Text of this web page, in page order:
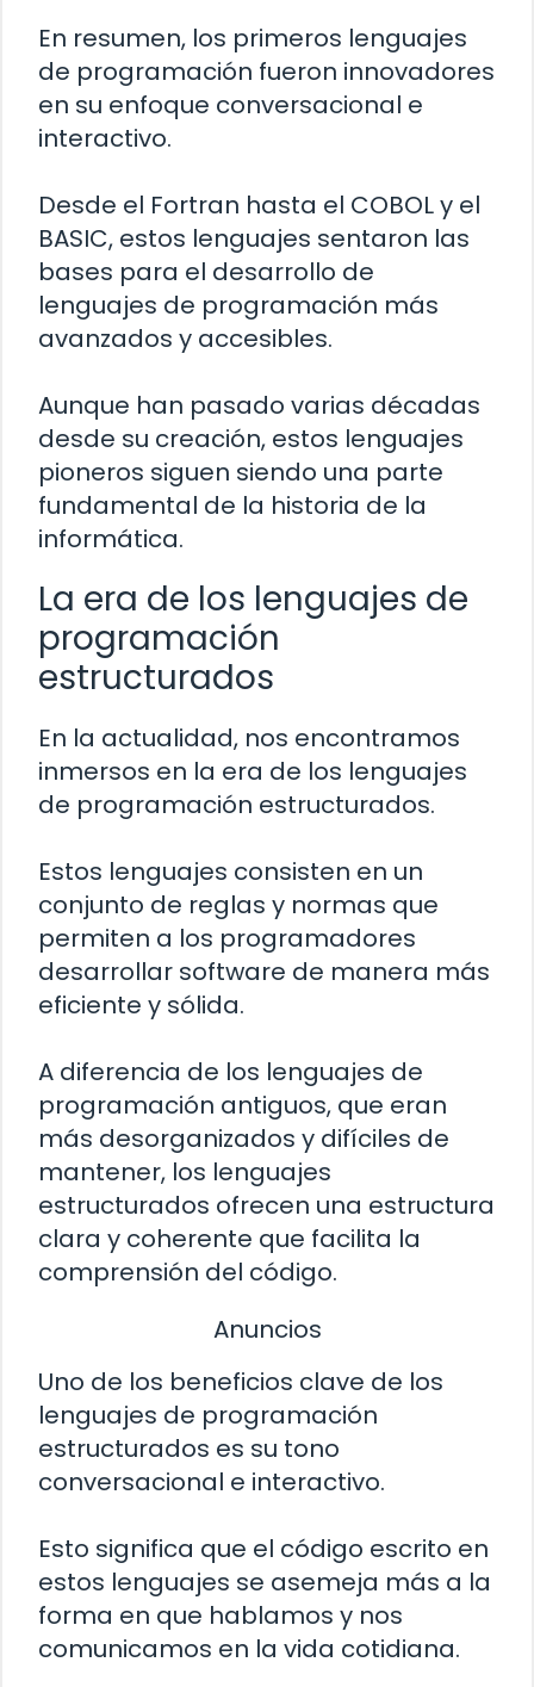
En resumen, los primeros lenguajes
de programación fueron innovadores
en su enfoque conversacional e
interactivo.
Desde el Fortran hasta el COBOL y el
BASIC, estos lenguajes sentaron las
bases para el desarrollo de
lenguajes de programación más
avanzados y accesibles.
Aunque han pasado varias décadas
desde su creación, estos lenguajes
pioneros siguen siendo una parte
fundamental de la historia de la
informática.
La era de los lenguajes de
programación
estructurados
En la actualidad, nos encontramos
inmersos en la era de los lenguajes
de programación estructurados.
Estos lenguajes consisten en un
conjunto de reglas y normas que
permiten a los programadores
desarrollar software de manera más
eficiente y sólida.
A diferencia de los lenguajes de
programación antiguos, que eran
más desorganizados y difíciles de
mantener, los lenguajes
estructurados ofrecen una estructura
clara y coherente que facilita la
comprensión del código.
Anuncios
Uno de los beneficios clave de los
lenguajes de programación
estructurados es su tono
conversacional e interactivo.
Esto significa que el código escrito en
estos lenguajes se asemeja más a la
forma en que hablamos y nos
comunicamos en la vida cotidiana.